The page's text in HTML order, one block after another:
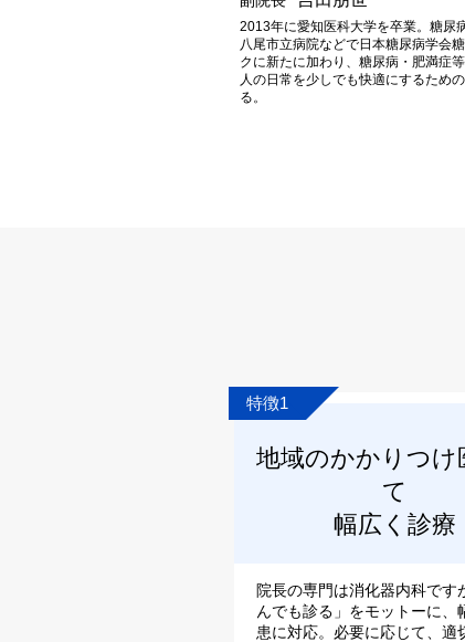
2013年に愛知医科大学を卒業。糖尿
八尾市立病院などで日本糖尿病学会
クに新たに加わり、糖尿病・肥満症
人の日常を少しでも快適にするため
る。
特徴1
地域のかかりつけ
て
幅広く診療
院長の専門は消化器内科です
んでも診る」をモットーに、
患に対応。必要に応じて、適